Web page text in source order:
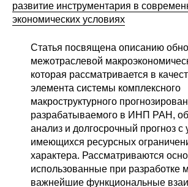
Публикации
Научная жизнь
Издания
Проблемы прогнозирования
О журнале
Номера журналов
Редакционная этика
развитие инструментария в
экономических условиях
Статья посвящена описанию
межотраслевой
которая рассматривается в
элемента системы комплексного
макроструктурного
разрабатываемого в ИНП РАН,
анализ и долгосрочный прогноз с
имеющихся ресурсных
характера. Рассматриваются
использованные при разработке
важнейшие функциональные